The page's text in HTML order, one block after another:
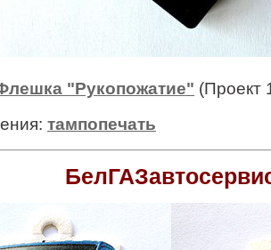
"Рукопожатие" (Проект
тампопечать